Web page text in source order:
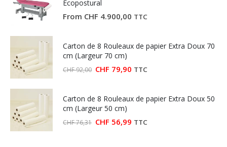
Ecopostural
From CHF 4.900,00 TTC
Carton de 8 Rouleaux de papier Extra Doux 70
cm (Largeur 70 cm)
CHF92,00 Le
CHF 92,00.
CHF 79,90Le
CHF 79,90.
TTC
Carton de 8 Rouleaux de papier Extra Doux 50
cm (Largeur 50 cm)
CHF76,31 Le
CHF 56,99Le
TTC